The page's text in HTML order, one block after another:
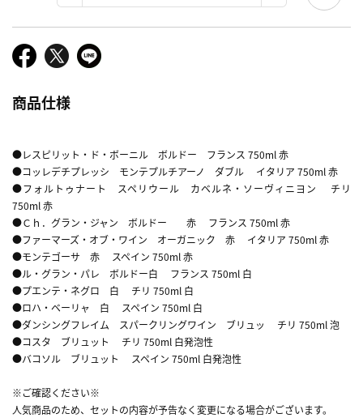
商品仕様
●レスピリット・ド・ボーニル ボルドー フランス 750ml 赤
●コッレデチプレッシ モンテプルチアーノ ダブル イタリア 750ml 赤
●フォルトゥナート スペリウール カベルネ・ソーヴィニヨン チリ
750ml 赤
●Ｃｈ．グラン・ジャン ボルドー 赤 フランス 750ml 赤
●ファーマーズ・オブ・ワイン オーガニック 赤 イタリア 750ml 赤
●モンテゴーサ 赤 スペイン 750ml 赤
●ル・グラン・パレ ボルドー白 フランス 750ml 白
●プエンテ・ネグロ 白 チリ 750ml 白
●ロハ・ベーリャ 白 スペイン 750ml 白
●ダンシングフレイム スパークリングワイン ブリュッ チリ 750ml 泡
●コスタ ブリュット チリ 750ml 白発泡性
●バコソル ブリュット スペイン 750ml 白発泡性
※ご確認ください※
人気商品のため、セットの内容が予告なく変更になる場合がございます。